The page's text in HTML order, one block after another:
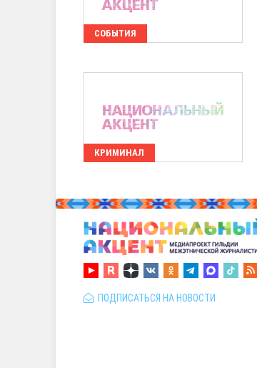
СОБЫТИЯ
КРИМИНАЛ
ПОДПИСАТЬСЯ НА НОВОСТИ